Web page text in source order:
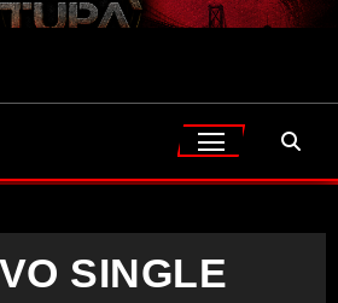
SINGLE